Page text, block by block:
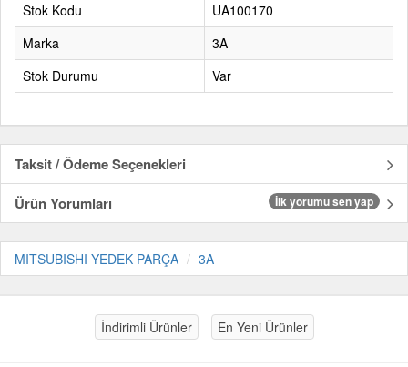
Stok Kodu
UA100170
Marka
3A
Stok Durumu
Var
Taksit / Ödeme Seçenekleri
Ürün Yorumları
İlk yorumu sen yap
MITSUBISHI YEDEK PARÇA 3A
İndirimli Ürünler En Yeni Ürünler